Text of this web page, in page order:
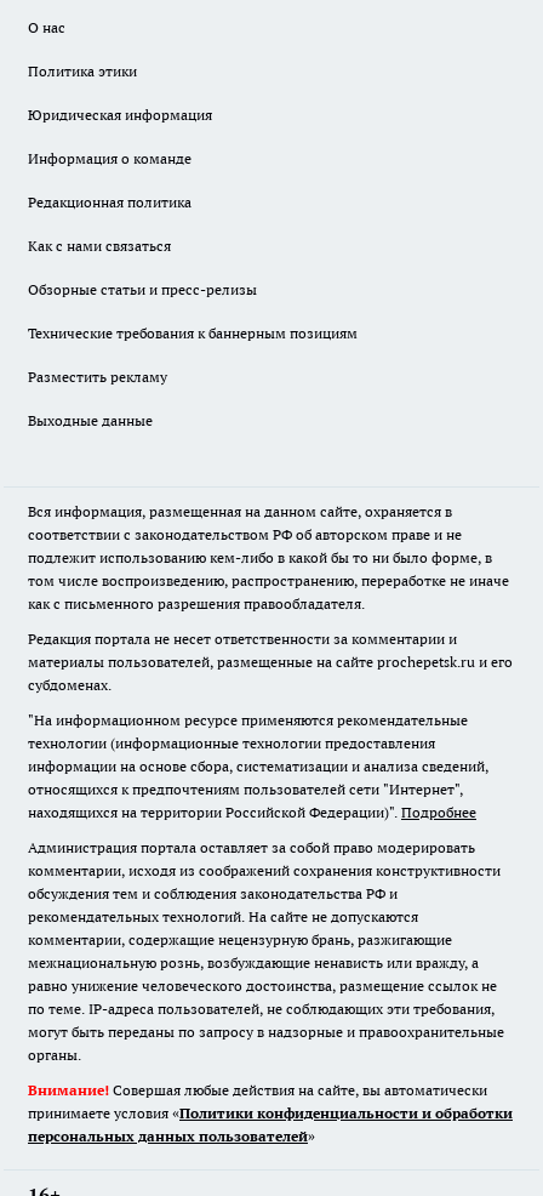
О нас
Политика этики
Юридическая информация
Информация о команде
Редакционная политика
Как с нами связаться
Обзорные статьи и пресс-релизы
Технические требования к баннерным позициям
Разместить рекламу
Выходные данные
Вся информация, размещенная на данном сайте, охраняется в
соответствии с законодательством РФ об авторском праве и не
подлежит использованию кем-либо в какой бы то ни было форме, в
том числе воспроизведению, распространению, переработке не иначе
как с письменного разрешения правообладателя.
Редакция портала не несет ответственности за комментарии и
материалы пользователей, размещенные на сайте prochepetsk.ru и его
субдоменах.
"На информационном ресурсе применяются рекомендательные
технологии (информационные технологии предоставления
информации на основе сбора, систематизации и анализа сведений,
относящихся к предпочтениям пользователей сети "Интернет",
находящихся на территории Российской Федерации)". Подробнее
Администрация портала оставляет за собой право модерировать
комментарии, исходя из соображений сохранения конструктивности
обсуждения тем и соблюдения законодательства РФ и
рекомендательных технологий. На сайте не допускаются
комментарии, содержащие нецензурную брань, разжигающие
межнациональную рознь, возбуждающие ненависть или вражду, а
равно унижение человеческого достоинства, размещение ссылок не
по теме. IP-адреса пользователей, не соблюдающих эти требования,
могут быть переданы по запросу в надзорные и правоохранительные
органы.
Внимание! Совершая любые действия на сайте, вы автоматически
принимаете условия «Политики конфиденциальности и обработки
персональных данных пользователей»